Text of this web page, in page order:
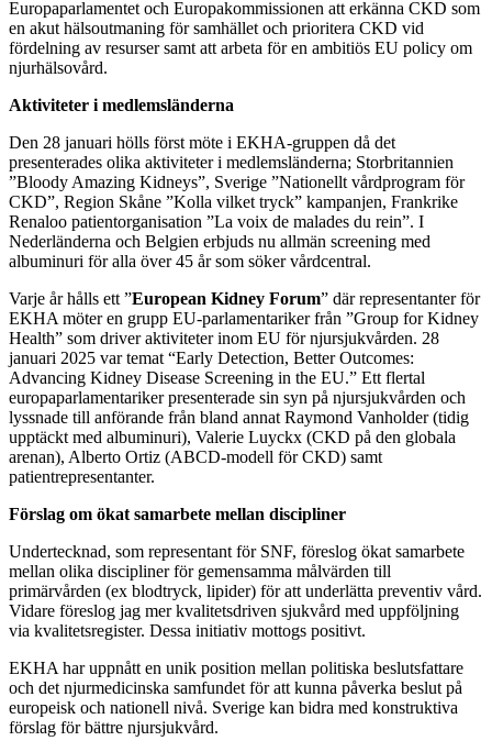
Europaparlamentet och Europakommissionen att erkänna CKD som
en akut hälsoutmaning för samhället och prioritera CKD vid
fördelning av resurser samt att arbeta för en ambitiös EU policy om
njurhälsovård.
Aktiviteter i medlemsländerna
Den 28 januari hölls först möte i EKHA-gruppen då det
presenterades olika aktiviteter i medlemsländerna; Storbritannien
”Bloody Amazing Kidneys”, Sverige ”Nationellt vårdprogram för
CKD”, Region Skåne ”Kolla vilket tryck” kampanjen, Frankrike
Renaloo patientorganisation ”La voix de malades du rein”. I
Nederländerna och Belgien erbjuds nu allmän screening med
albuminuri för alla över 45 år som söker vårdcentral.
Varje år hålls ett ”European Kidney Forum” där representanter för
EKHA möter en grupp EU-parlamentariker från ”Group for Kidney
Health” som driver aktiviteter inom EU för njursjukvården. 28
januari 2025 var temat “Early Detection, Better Outcomes:
Advancing Kidney Disease Screening in the EU.” Ett flertal
europaparlamentariker presenterade sin syn på njursjukvården och
lyssnade till anförande från bland annat Raymond Vanholder (tidig
upptäckt med albuminuri), Valerie Luyckx (CKD på den globala
arenan), Alberto Ortiz (ABCD-modell för CKD) samt
patientrepresentanter.
Förslag om ökat samarbete mellan discipliner
Undertecknad, som representant för SNF, föreslog ökat samarbete
mellan olika discipliner för gemensamma målvärden till
primärvården (ex blodtryck, lipider) för att underlätta preventiv vård.
Vidare föreslog jag mer kvalitetsdriven sjukvård med uppföljning
via kvalitetsregister. Dessa initiativ mottogs positivt.
EKHA har uppnått en unik position mellan politiska beslutsfattare
och det njurmedicinska samfundet för att kunna påverka beslut på
europeisk och nationell nivå. Sverige kan bidra med konstruktiva
förslag för bättre njursjukvård.